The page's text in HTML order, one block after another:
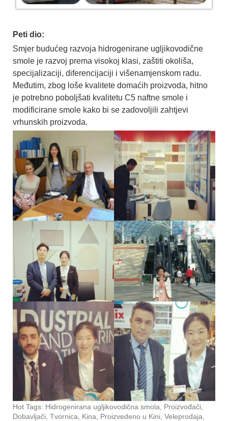
Peti dio:
Smjer budućeg razvoja hidrogenirane ugljikovodične
smole je razvoj prema visokoj klasi, zaštiti okoliša,
specijalizaciji, diferencijaciji i višenamjenskom radu.
Međutim, zbog loše kvalitete domaćih proizvoda, hitno
je potrebno poboljšati kvalitetu C5 naftne smole i
modificirane smole kako bi se zadovoljili zahtjevi
vrhunskih proizvoda.
Hot Tags: Hidrogenirana ugljikovodična smola, Proizvođači,
Dobavljači, Tvornica, Kina, Proizvedeno u Kini, Veleprodaja,